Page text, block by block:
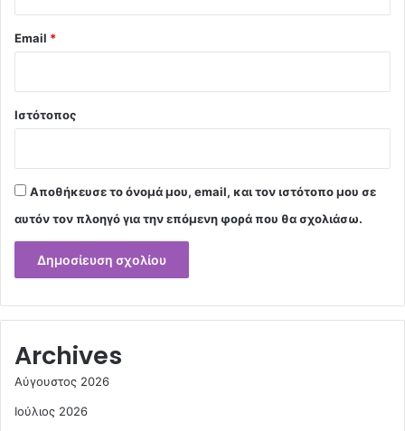
Email *
Ιστότοπος
Αποθήκευσε το όνομά μου, email, και τον ιστότοπο μου σε
αυτόν τον πλοηγό για την επόμενη φορά που θα σχολιάσω.
Archives
Αύγουστος 2026
Ιούλιος 2026